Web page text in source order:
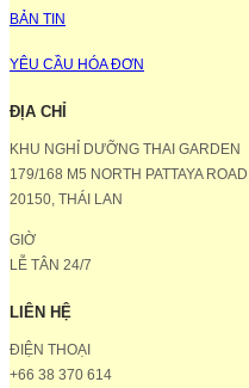
BẢN TIN
YÊU CẦU HÓA ĐƠN
ĐỊA CHỈ
KHU NGHỈ DƯỠNG THAI GARDEN
179/168 M5 NORTH PATTAYA
20150, THÁI LAN
GIỜ
LỄ TÂN 24/7
LIÊN HỆ
ĐIỆN THOẠI
+66 38 370 614